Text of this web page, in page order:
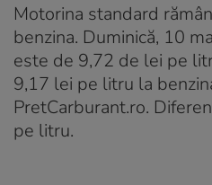
Motorina standard
benzina. Duminică, 10
este de 9,72 de lei pe
9,17 lei pe litru la
PretCarburant.ro.
pe litru.